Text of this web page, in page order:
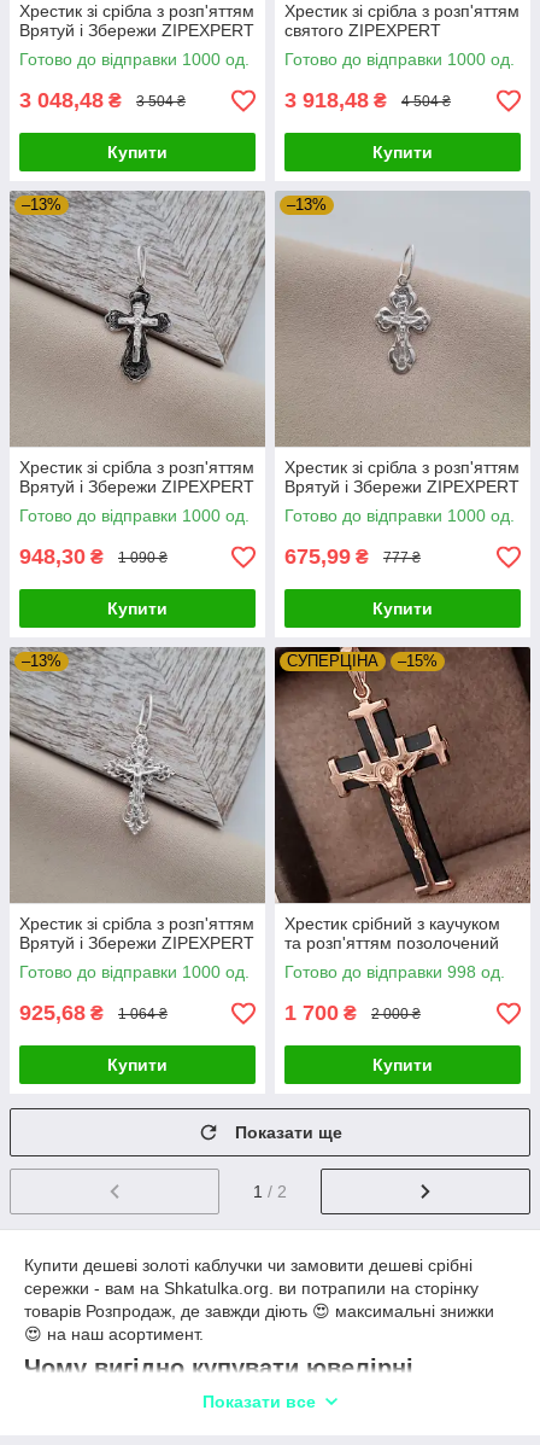
Хрестик зі срібла з розп'яттям
Врятуй і Збережи ZIPEXPERT
Готово до відправки 1000 од.
3 048,48 ₴ 3 504 ₴
Купити
Хрестик зі срібла з розп'яттям
святого ZIPEXPERT
Готово до відправки 1000 од.
3 918,48 ₴ 4 504 ₴
Купити
–13%
Хрестик зі срібла з розп'яттям
Врятуй і Збережи ZIPEXPERT
Готово до відправки 1000 од.
948,30 ₴ 1 090 ₴
Купити
–13%
Хрестик зі срібла з розп'яттям
Врятуй і Збережи ZIPEXPERT
Готово до відправки 1000 од.
675,99 ₴ 777 ₴
Купити
–13%
Хрестик зі срібла з розп'яттям
Врятуй і Збережи ZIPEXPERT
Готово до відправки 1000 од.
925,68 ₴ 1 064 ₴
Купити
СУПЕРЦIНА –15%
Хрестик срібний з каучуком
та розп'яттям позолочений
Готово до відправки 998 од.
1 700 ₴ 2 000 ₴
Купити
Показати ще
1 / 2
Купити дешеві золоті каблучки чи замовити дешеві срібні
сережки - вам на Shkatulka.org. ви потрапили на сторінку
товарів Розпродаж, де завжди діють 😍 максимальні знижки
😍 на наш асортимент.
Чому вигідно купувати ювелірні
прикраси тут 👇Показати все